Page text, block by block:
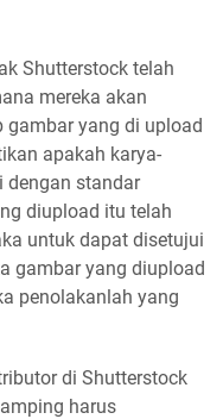
Shutterstock telah
mereka akan
gambar yang di upload
apakah karya-
dengan standar
diupload itu telah
untuk dapat disetujui
gambar yang diupload
penolakanlah yang
di Shutterstock
harus